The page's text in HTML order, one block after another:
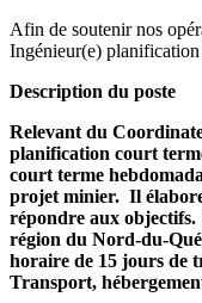
Afin de soutenir nos
Ingénieur(e)
Description du poste
Relevant du
planification court
court terme
projet minier. Il
répondre aux objectifs.
région du Nord-du-
horaire de 15 jours de
Transport,